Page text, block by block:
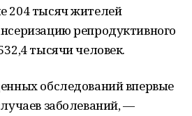
204 тысяч жителей
репродуктивного
тысячи человек.
обследований впервые
заболеваний, —